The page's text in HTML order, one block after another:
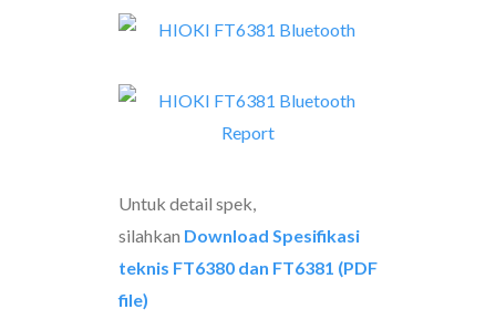
Untuk detail spek,
silahkan Download Spesifikasi
teknis FT6380 dan FT6381 (PDF
file)